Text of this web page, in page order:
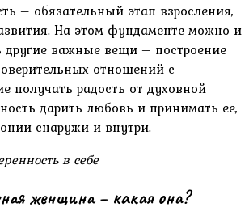
– обязательный этап взросления,
На этом фундаменте можно и
другие важные вещи – построение
отношений с
получать радость от духовной
дарить любовь и принимать ее,
снаружи и внутри.
женщина – какая она?